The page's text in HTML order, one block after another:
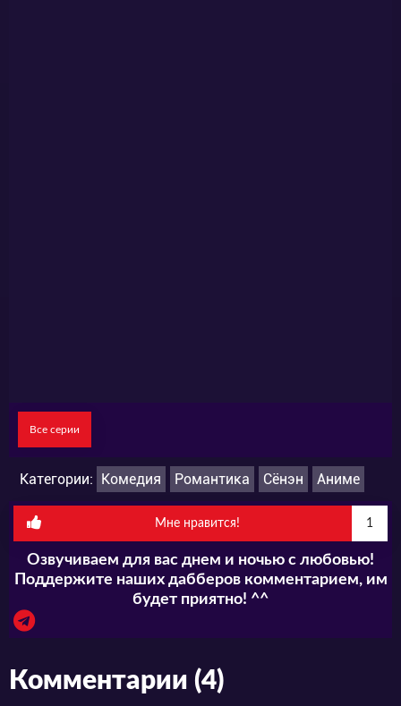
Все серии
Категории: Комедия Романтика Сёнэн Аниме
Мне нравится! 1
Озвучиваем для вас днем и ночью с любовью!
Поддержите наших дабберов комментарием, им
будет приятно! ^^
Комментарии (4)